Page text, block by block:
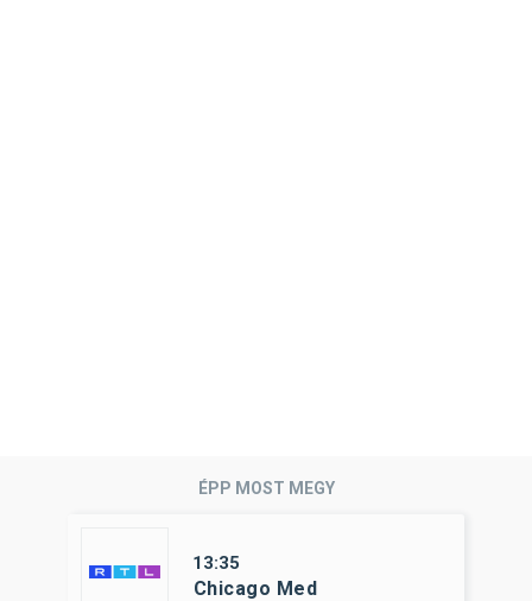
ÉPP MOST MEGY
13:35
Chicago Med